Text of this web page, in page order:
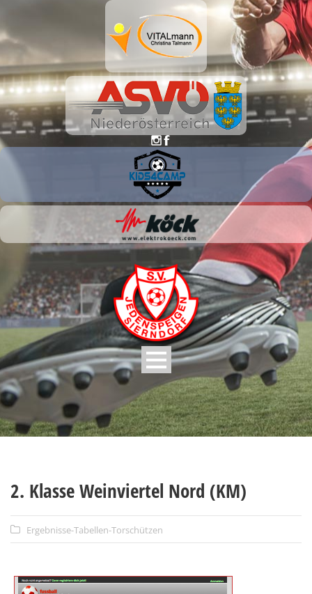
2. Klasse Weinviertel Nord (KM)
Ergebnisse-Tabellen-Torschützen